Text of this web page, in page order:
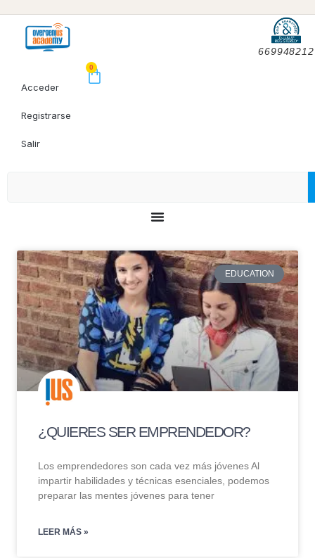
669948212
Acceder
Registrarse
Salir
0
EDUCATION
¿QUIERES SER EMPRENDEDOR?
Los emprendedores son cada vez más jóvenes Al
impartir habilidades y técnicas esenciales, podemos
preparar las mentes jóvenes para tener
LEER MÁS »